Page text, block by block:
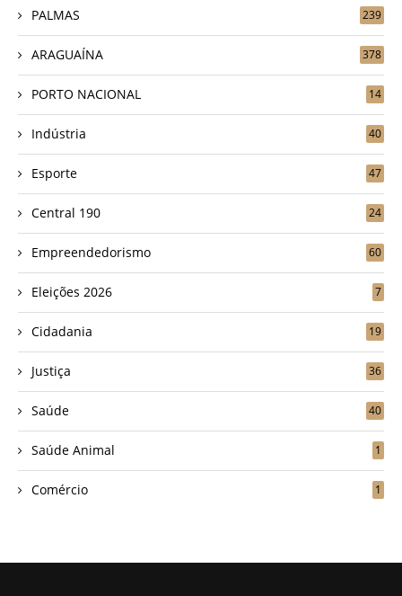
PALMAS 239
ARAGUAÍNA 378
PORTO NACIONAL 14
Indústria 40
Esporte 47
Central 190 24
Empreendedorismo 60
Eleições 2026 7
Cidadania 19
Justiça 36
Saúde 40
Saúde Animal 1
Comércio 1